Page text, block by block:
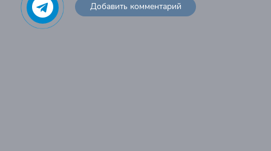
Добавить комментарий